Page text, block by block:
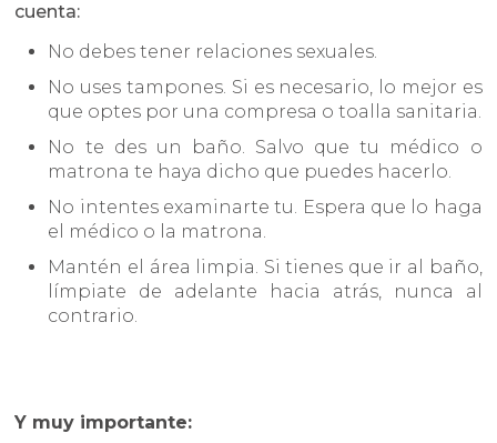
cuenta:
No debes tener relaciones sexuales.
No uses tampones. Si es necesario, lo mejor es
que optes por una compresa o toalla sanitaria.
No te des un baño. Salvo que tu médico o
matrona te haya dicho que puedes hacerlo.
No intentes examinarte tu. Espera que lo haga
el médico o la matrona.
Mantén el área limpia. Si tienes que ir al baño,
límpiate de adelante hacia atrás, nunca al
contrario.
Y muy importante: